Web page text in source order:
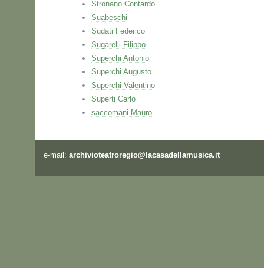
Stronano Contardo
Suabeschi
Sudati Federico
Sugarelli Filippo
Superchi Antonio
Superchi Augusto
Superchi Valentino
Superti Carlo
saccomani Mauro
e-mail: archivioteatroregio@lacasadellamusica.it